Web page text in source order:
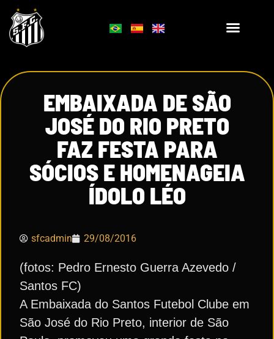
EMBAIXADA DE SÃO
JOSÉ DO RIO PRETO
FAZ FESTA PARA
SÓCIOS E HOMENAGEIA
ÍDOLO LÉO
sfcadmin 29/08/2016
(fotos: Pedro Ernesto Guerra Azevedo /
Santos FC)
A Embaixada do Santos Futebol Clube em
São José do Rio Preto, interior de São